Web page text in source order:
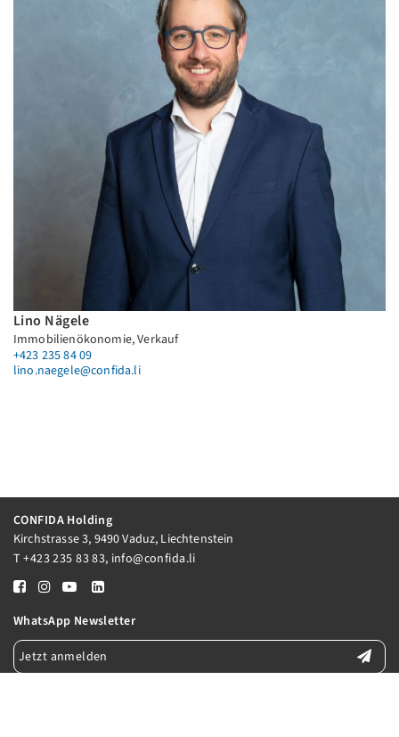
Lino Nägele
Immobilienökonomie, Verkauf
+423 235 84 09
lino.naegele@confida.li
CONFIDA Holding
Kirchstrasse 3, 9490 Vaduz, Liechtenstein
T+423 235 83 83, info@confida.li
WhatsApp Newsletter
Jetzt anmelden